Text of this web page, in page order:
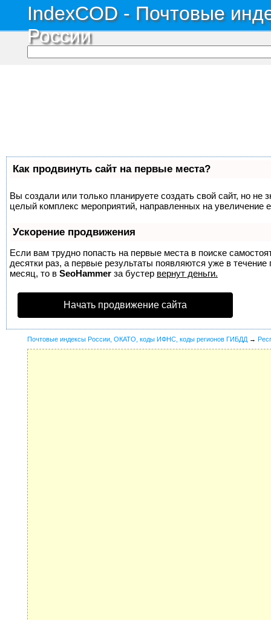
IndexCOD - Почтовые
России
Как продвинуть сайт на первые места?
Вы создали или только планируете создать свой сайт, но не
целый комплекс мероприятий, направленных на увеличение
Ускорение продвижения
Если вам трудно попасть на первые места в поиске
десятки раз, а первые результаты появляются уже в
месяц, то в SeoHammer за бустер вернут деньги.
Начать продвижение сайта
Почтовые индексы России, ОКАТО, коды ИФНС, коды регионов ГИБДД →